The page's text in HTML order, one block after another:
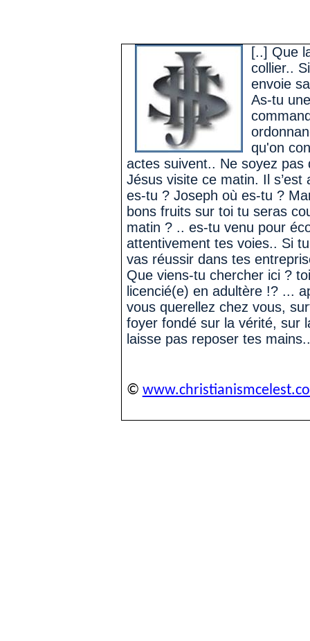
[..] Que
collier..
envoie
As-tu
qu'on
actes suivent.. Ne soyez pas
Jésus visite ce matin. Il
es-tu ? Joseph où es-tu ?
bons fruits sur toi tu seras
matin ? .. es-tu venu pour
attentivement tes voies.. Si
vas réussir dans tes
Que viens-tu chercher ici ?
licencié(e) en adultère !? ...
vous querellez chez vous,
foyer fondé sur la vérité, sur
laisse pas reposer tes mains..
©